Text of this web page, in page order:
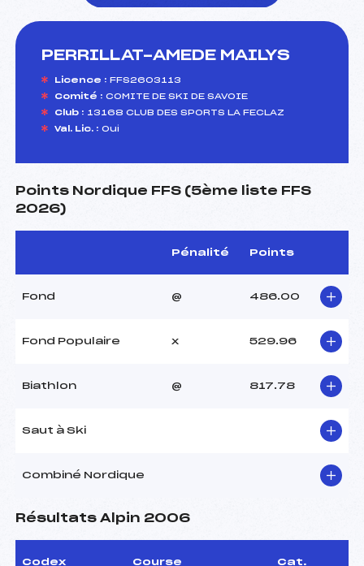
PERRILLAT-AMEDE MAILYS
Licence : FFS2603113
Comité : COMITE DE SKI DE SAVOIE
Club : 13168 CLUB DES SPORTS LA FECLAZ
Val. Lic. : Oui
Points Nordique FFS (5ème liste FFS
2026)
Pénalité Points
Fond @ 486.00
Fond Populaire x 529.96
Biathlon @ 817.78
Saut à Ski
Combiné Nordique
Résultats Alpin 2006
Codex Course Cat.